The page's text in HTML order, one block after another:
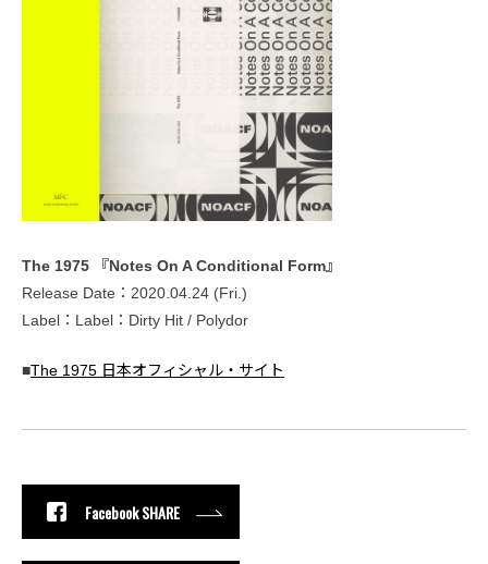
The 1975 『Notes On A Conditional Form』
Release Date：2020.04.24 (Fri.)
Label：Label：Dirty Hit / Polydor
■The 1975 日本オフィシャル・サイト
Facebook SHARE